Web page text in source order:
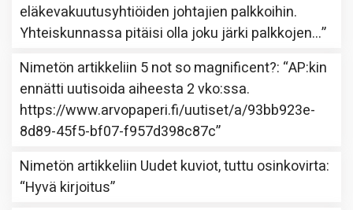
eläkevakuutusyhtiöiden johtajien palkkoihin.
Yhteiskunnassa pitäisi olla joku järki palkkojen…”
Nimetön artikkeliin 5 not so magnificent?: “AP:kin
ennätti uutisoida aiheesta 2 vko:ssa.
https://www.arvopaperi.fi/uutiset/a/93bb923e-
8d89-45f5-bf07-f957d398c87c”
Nimetön artikkeliin Uudet kuviot, tuttu osinkovirta:
“Hyvä kirjoitus”